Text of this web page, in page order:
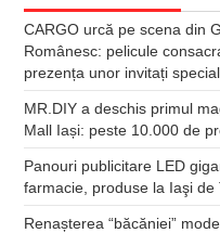
CARGO urcă pe scena din
Românesc: pelicule
prezența unor invitați
MR.DIY a deschis primul
Mall Iași: peste 10.000 de
Panouri publicitare LED
farmacie, produse la Iaşi de
Renașterea “băcăniei”